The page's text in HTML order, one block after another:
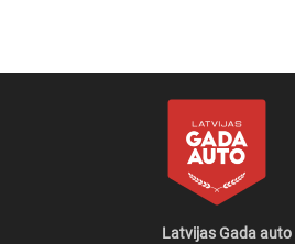
Latvijas Gada auto